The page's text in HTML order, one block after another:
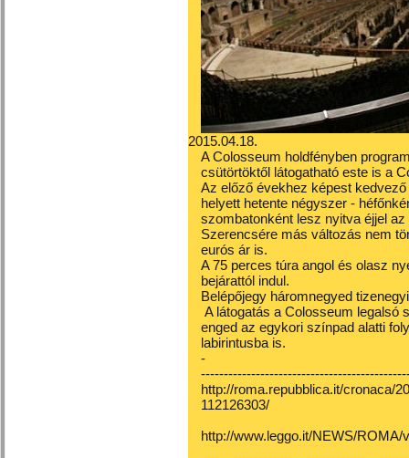
2015.04.18.
A Colosseum holdfényben
csütörtöktől látogatható este is a
Az előző évekhez képest
helyett hetente négyszer -
szombatonként lesz nyitva éjjel
Szerencsére más változás nem
eurós ár is.
A 75 perces túra angol és olasz
bejárattól indul.
Belépőjegy háromnegyed
A látogatás a Colosseum legalsó
enged az egykori színpad alatti
labirintusba is.
-
http://roma.repubblica.it/cronaca/
112126303/
http://www.leggo.it/NEWS/